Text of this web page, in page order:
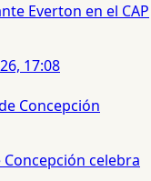
Everton en el CAP
17:08
celebra